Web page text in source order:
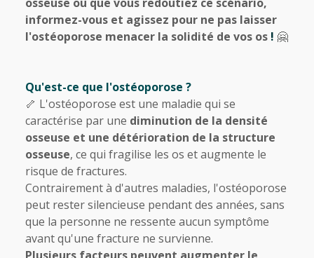
informez-vous et agissez pour ne pas laisser
l'ostéoporose menacer la solidité de vos os ! 🤗
Qu'est-ce que l'ostéoporose ?
🦴 L'ostéoporose est une maladie qui se
caractérise par une diminution de la densité
osseuse et une détérioration de la structure
osseuse, ce qui fragilise les os et augmente le
risque de fractures.
Contrairement à d'autres maladies, l'ostéoporose
peut rester silencieuse pendant des années, sans
que la personne ne ressente aucun symptôme
avant qu'une fracture ne survienne.